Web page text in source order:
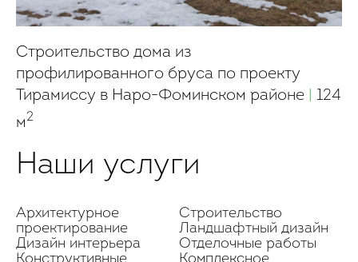
Строительство дома из
профилированного бруса по проекту
Тирамиссу в Наро-Фоминском районе
124
м2
Наши услуги
Архитектурное
проектирование
Дизайн интерьера
Конструктивные
Строительство
Ландшафтный дизайн
Отделочные работы
Комплексное